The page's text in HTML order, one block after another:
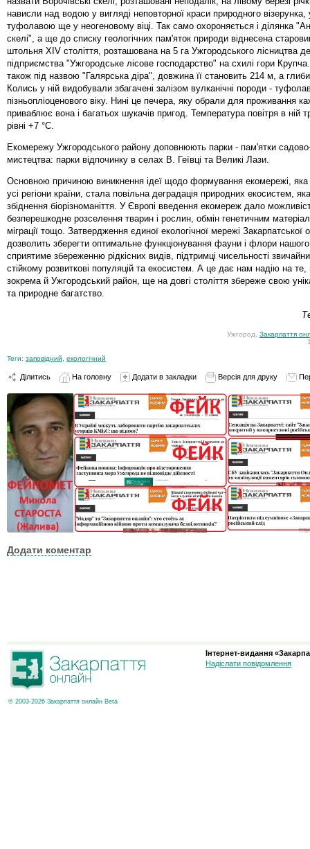
нависли над водою у вигляді неповторної краси природного візерунка,
туфолавою ще у неогеновому віці. Так само охороняється і ділянка
скелі", а ще до списку геологічних пам'яток природи віднесена
штольня XIV століття, розташована на 5 га Ужгородського лісництва
підприємства "Ужгородське лісове господарство" на схилі гори
також під назвою "Галярська діра", довжина її становить 214 м, а
Колись у ній видобували збагачені залізом вулканічні породи -
пізньопліоценового віку. Нині це печера, яку обрали для проживання
приваблює вона і багатьох шукачів пригод. Температура повітря в ній
рівні +7 °С.
Екомережу Ужгородського району доповнюють парки - пам'ятки
мистецтва: парки відпочинку в селах В. Геївці та Великі Лази.
Основною причиною виникнення ідеї щодо формування екомережі,
усі регіони країни, стала повільна деградація природних екосистем,
збіднення біорізноманіття. У Європі введення екомереж дало
безперешкодне розселення тварин і рослин, обмін генетичним
міграції тощо. Затвердження єдиної екологічної мережі Закарпатської
дозволить зберегти оптимальне функціонування фауни і флори
сприятиме збереженню рідкісних видів, підтримці чисельності
стійкому розвиткові популяцій та екосистем. А це дає нам надію на
зокрема й Ужгородський район, ще на довгі століття збереже свою
та природне багатство.
Ужгород, Закарпаття
Теги: заповідний екологічний
Ділитись На головну Додати в закладки Версія для друку
Додати коментар
© 2003-2026 Закарпаття онлайн Beta
Інтернет-видання
Надіслати повідомлення